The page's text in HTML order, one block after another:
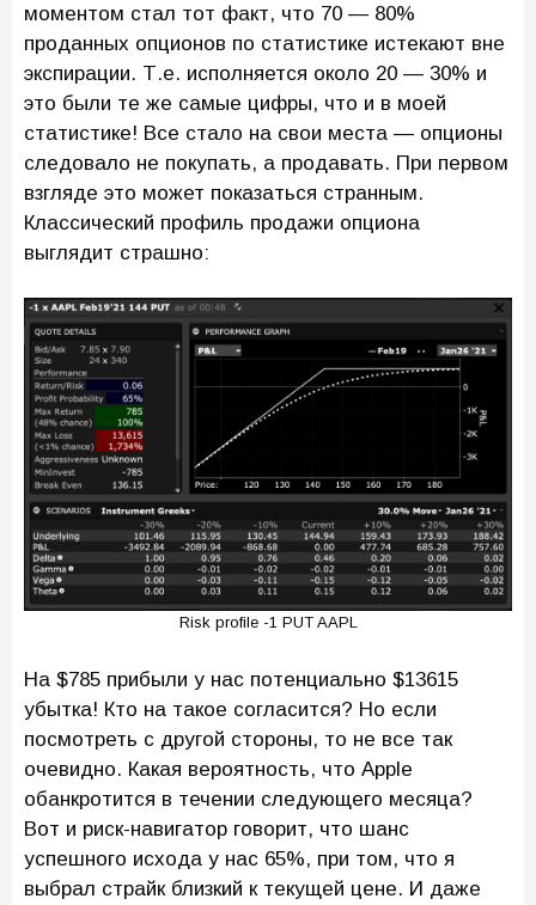
моментом стал тот факт, что 70 — 80%
проданных опционов по статистике истекают вне
экспирации. Т.е. исполняется около 20 — 30% и
это были те же самые цифры, что и в моей
статистике! Все стало на свои места — опционы
следовало не покупать, а продавать. При первом
взгляде это может показаться странным.
Классический профиль продажи опциона
выглядит страшно:
Risk profile -1 PUT AAPL
На $785 прибыли у нас потенциально $13615
убытка! Кто на такое согласится? Но если
посмотреть с другой стороны, то не все так
очевидно. Какая вероятность, что Apple
обанкротится в течении следующего месяца?
Вот и риск-навигатор говорит, что шанс
успешного исхода у нас 65%, при том, что я
выбрал страйк близкий к текущей цене. И даже